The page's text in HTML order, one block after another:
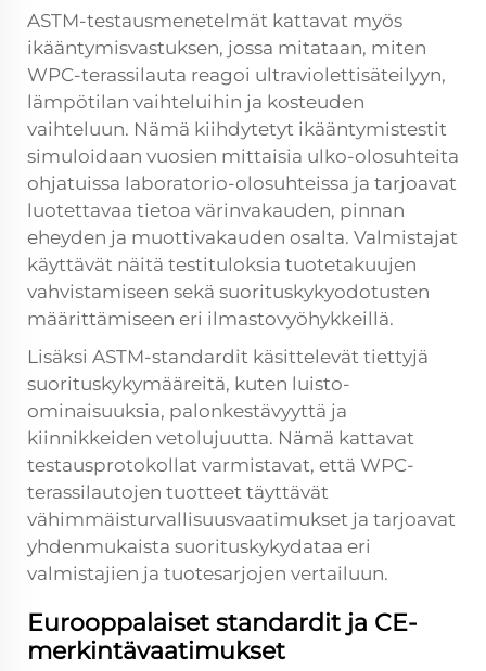
ASTM-testausmenetelmät kattavat myös
ikääntymisvastuksen, jossa mitataan, miten
WPC-terassilauta reagoi ultraviolettisäteilyyn,
lämpötilan vaihteluihin ja kosteuden
vaihteluun. Nämä kiihdytetyt ikääntymistestit
simuloidaan vuosien mittaisia ulko-olosuhteita
ohjatuissa laboratorio-olosuhteissa ja tarjoavat
luotettavaa tietoa värinvakauden, pinnan
eheyden ja muottivakauden osalta. Valmistajat
käyttävät näitä testituloksia tuotetakuujen
vahvistamiseen sekä suorituskykyodotusten
määrittämiseen eri ilmastovyöhykkeillä.
Lisäksi ASTM-standardit käsittelevät tiettyjä
suorituskykymääreitä, kuten luisto-
ominaisuuksia, palonkestävyyttä ja
kiinnikkeiden vetolujuutta. Nämä kattavat
testausprotokollat varmistavat, että WPC-
terassilautojen tuotteet täyttävät
vähimmäisturvallisuusvaatimukset ja tarjoavat
yhdenmukaista suorituskykydataa eri
valmistajien ja tuotesarjojen vertailuun.
Eurooppalaiset standardit ja CE-
merkintävaatimukset